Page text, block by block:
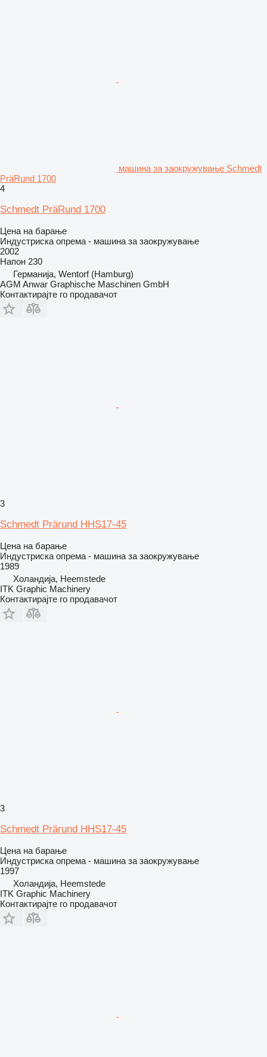
машина за заокружување Schmedt
PräRund 1700
4
Schmedt PräRund 1700
Цена на барање
Индустриска опрема - машина за заокружување
2002
Напон 230
Германија, Wentorf (Hamburg)
AGM Anwar Graphische Maschinen GmbH
Контактирајте го продавачот
3
Schmedt Prärund HHS17-45
Цена на барање
Индустриска опрема - машина за заокружување
1989
Холандија, Heemstede
ITK Graphic Machinery
Контактирајте го продавачот
3
Schmedt Prärund HHS17-45
Цена на барање
Индустриска опрема - машина за заокружување
1997
Холандија, Heemstede
ITK Graphic Machinery
Контактирајте го продавачот